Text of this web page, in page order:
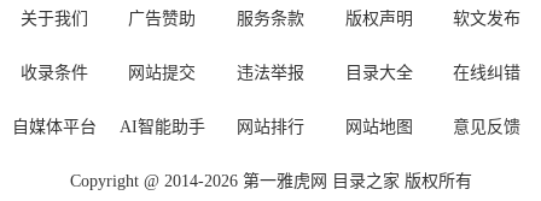
关于我们 广告赞助 服务条款 版权声明 软文发布
收录条件 网站提交 违法举报 目录大全 在线纠错
自媒体平台 AI智能助手 网站排行 网站地图 意见反馈
Copyright @ 2014-2026 第一雅虎网 目录之家 版权所有